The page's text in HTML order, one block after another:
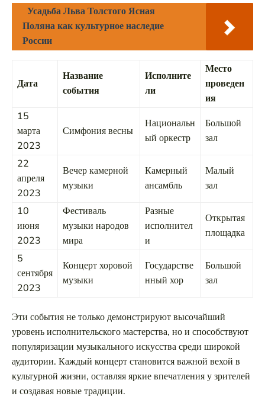
Усадьба Льва Толстого Ясная
Поляна как культурное наследие
России
Дата
Название
события
Исполните
ли
Место
проведен
ия
15
марта
2023
Симфония весны
Национальн
ый оркестр
Большой
зал
22
апреля
2023
Вечер камерной
музыки
Камерный
ансамбль
Малый
зал
10
июня
2023
Фестиваль
музыки народов
мира
Разные
исполнител
и
Открытая
площадка
5
сентября
2023
Концерт хоровой
музыки
Государстве
нный хор
Большой
зал
Эти события не только демонстрируют высочайший
уровень исполнительского мастерства, но и способствуют
популяризации музыкального искусства среди широкой
аудитории. Каждый концерт становится важной вехой в
культурной жизни, оставляя яркие впечатления у зрителей
и создавая новые традиции.